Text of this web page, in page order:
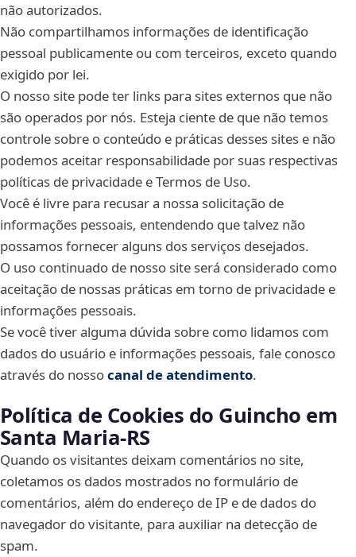
não autorizados.
Não compartilhamos informações de identificação
pessoal publicamente ou com terceiros, exceto quando
exigido por lei.
O nosso site pode ter links para sites externos que não
são operados por nós. Esteja ciente de que não temos
controle sobre o conteúdo e práticas desses sites e não
podemos aceitar responsabilidade por suas respectivas
políticas de privacidade e Termos de Uso.
Você é livre para recusar a nossa solicitação de
informações pessoais, entendendo que talvez não
possamos fornecer alguns dos serviços desejados.
O uso continuado de nosso site será considerado como
aceitação de nossas práticas em torno de privacidade e
informações pessoais.
Se você tiver alguma dúvida sobre como lidamos com
dados do usuário e informações pessoais, fale conosco
através do nossocanal de atendimento.
Política de Cookies do Guincho em
Santa Maria‑RS
Quando os visitantes deixam comentários no site,
coletamos os dados mostrados no formulário de
comentários, além do endereço de IP e de dados do
navegador do visitante, para auxiliar na detecção de
spam.